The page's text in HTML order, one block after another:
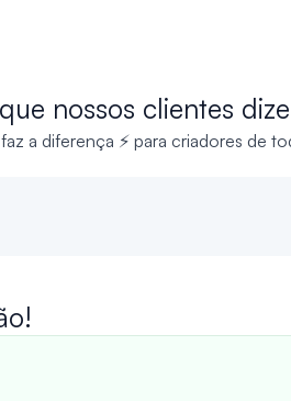
nossos clientes
a diferença ⚡ para criadores de